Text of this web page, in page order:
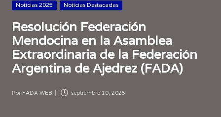
Publicada
Noticias 2025 Noticias Destacadas
Resolución Federación
Mendocina en la Asamblea
Extraordinaria de la Federación
Argentina de Ajedrez (FADA)
Publicado
Por FADA WEB septiembre 10, 2025